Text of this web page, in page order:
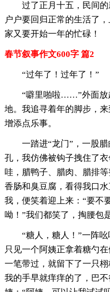
过了正月十五，民间
户户要回归正常的生活了
家又要开始一年的忙碌！
春节叙事作文600字 篇2
“过年了！过年了！”
“噼里啪啦……”外面放
地。我追寻着年的脚步，
增添点乐事。
一踏进“龙门”，一股
孔，我仿佛被钩子拽住了
哇，腊鸭子、腊肉、腊排
香肠和臭豆腐，看得我口
我，便笑着迎上来：“要不
呦！”我们都笑了，掏腰包
“糖人，糖人！”一阵
只见一个阿姨正拿着糖勺
一笔带过，就留下了一只
我的手早就痒痒的了，巴